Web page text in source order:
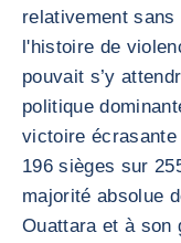
relativement
l'histoire de
pouvait s’y
politique
victoire
196 sièges sur
majorité absolue
Ouattara et à son